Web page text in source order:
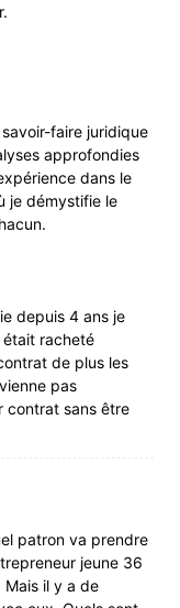
faire juridique
approfondies
dans le
je démystifie le
depuis 4 ans je
était racheté
de plus les
pas
contrat sans être
patron va prendre
jeune 36
il y a de